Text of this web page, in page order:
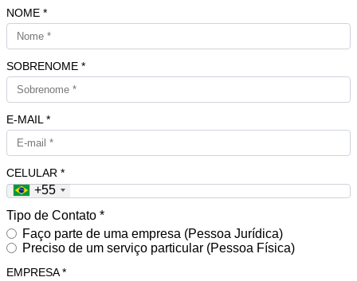
NOME *
SOBRENOME *
E-MAIL *
CELULAR *
+55
Tipo de Contato *
Faço parte de uma empresa (Pessoa Jurídica)
Preciso de um serviço particular (Pessoa Física)
EMPRESA *